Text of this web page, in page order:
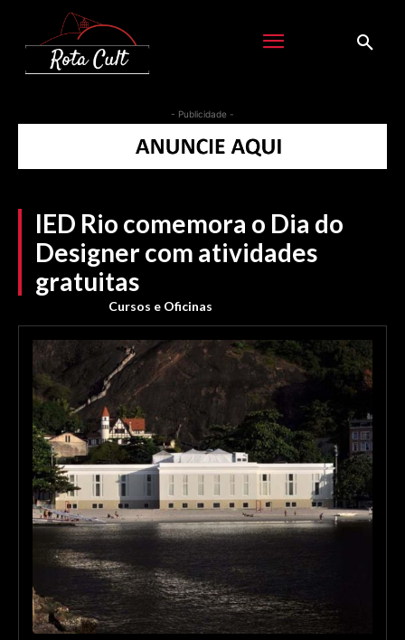
- Publicidade -
IED Rio comemora o Dia do
Designer com atividades
gratuitas
Cursos e Oficinas